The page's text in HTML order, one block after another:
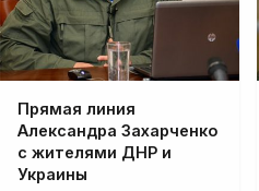
Прямая линия
Александра Захарченко
с жителями ДНР и
Украины